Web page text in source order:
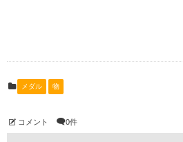
メダル 物
コメント 0件